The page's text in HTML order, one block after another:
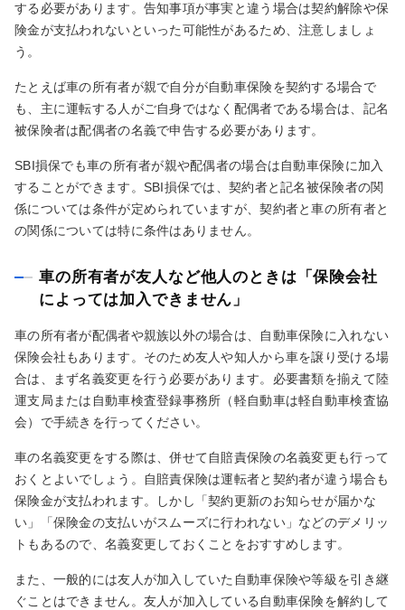
する必要があります。告知事項が事実と違う場合は契約解除や保
険金が支払われないといった可能性があるため、注意しましょ
う。
たとえば車の所有者が親で自分が自動車保険を契約する場合で
も、主に運転する人がご自身ではなく配偶者である場合は、記名
被保険者は配偶者の名義で申告する必要があります。
SBI損保でも車の所有者が親や配偶者の場合は自動車保険に加入
することができます。SBI損保では、契約者と記名被保険者の関
係については条件が定められていますが、契約者と車の所有者と
の関係については特に条件はありません。
車の所有者が友人など他人のときは「保険会社
によっては加入できません」
車の所有者が配偶者や親族以外の場合は、自動車保険に入れない
保険会社もあります。そのため友人や知人から車を譲り受ける場
合は、まず名義変更を行う必要があります。必要書類を揃えて陸
運支局または自動車検査登録事務所（軽自動車は軽自動車検査協
会）で手続きを行ってください。
車の名義変更をする際は、併せて自賠責保険の名義変更も行って
おくとよいでしょう。自賠責保険は運転者と契約者が違う場合も
保険金が支払われます。しかし「契約更新のお知らせが届かな
い」「保険金の支払いがスムーズに行われない」などのデメリッ
トもあるので、名義変更しておくことをおすすめします。
また、一般的には友人が加入していた自動車保険や等級を引き継
ぐことはできません。友人が加入している自動車保険を解約して